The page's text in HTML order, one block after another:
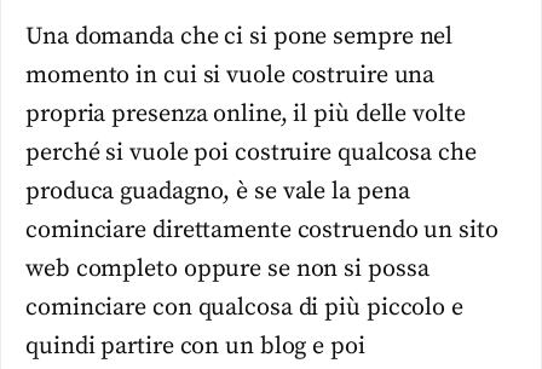
Una domanda che ci si pone sempre nel
momento in cui si vuole costruire una
propria presenza online, il più delle volte
perché si vuole poi costruire qualcosa che
produca guadagno, è se vale la pena
cominciare direttamente costruendo un sito
web completo oppure se non si possa
cominciare con qualcosa di più piccolo e
quindi partire con un blog e poi